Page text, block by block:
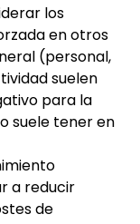
los
en otros
(personal,
suelen
para la
suele tener en
a reducir
de